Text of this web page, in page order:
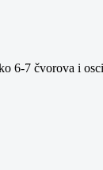
7 čvorova i